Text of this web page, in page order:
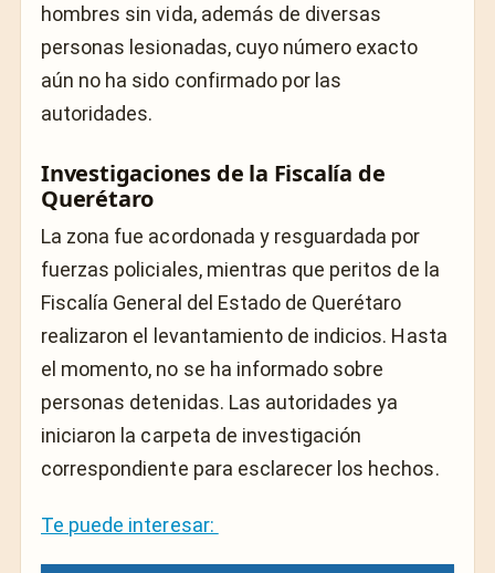
hombres sin vida, además de diversas
personas lesionadas, cuyo número exacto
aún no ha sido confirmado por las
autoridades.
Investigaciones de la Fiscalía de
Querétaro
La zona fue acordonada y resguardada por
fuerzas policiales, mientras que peritos de la
Fiscalía General del Estado de Querétaro
realizaron el levantamiento de indicios. Hasta
el momento, no se ha informado sobre
personas detenidas. Las autoridades ya
iniciaron la carpeta de investigación
correspondiente para esclarecer los hechos.
Te puede interesar: